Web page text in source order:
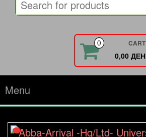
0 CART
0,00 ДЕН
Menu